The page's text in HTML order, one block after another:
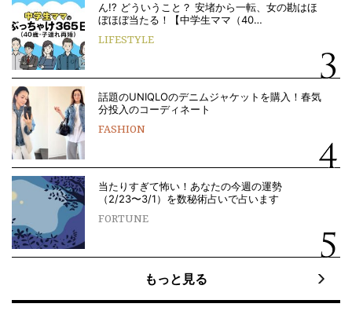
ん!? どういうこと？ 安堵から一転、女の勘はほ
ぼほぼ当たる！【中学生ママ（40…
LIFESTYLE
話題のUNIQLOのデニムジャケットを購入！春気
分投入のコーディネート
FASHION
当たりすぎて怖い！あなたの今週の運勢
（2/23〜3/1）を数秘術占いで占います
FORTUNE
もっと見る